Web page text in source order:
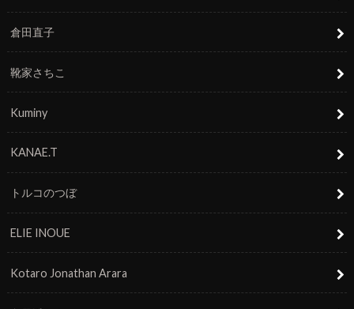
倉田直子
靴家さちこ
Kuminy
KANAE.T
トルコのつぼ
ELIE INOUE
Kotaro Jonathan Arara